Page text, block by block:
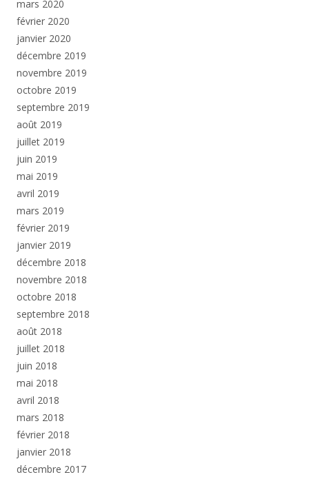
mars 2020
février 2020
janvier 2020
décembre 2019
novembre 2019
octobre 2019
septembre 2019
août 2019
juillet 2019
juin 2019
mai 2019
avril 2019
mars 2019
février 2019
janvier 2019
décembre 2018
novembre 2018
octobre 2018
septembre 2018
août 2018
juillet 2018
juin 2018
mai 2018
avril 2018
mars 2018
février 2018
janvier 2018
décembre 2017